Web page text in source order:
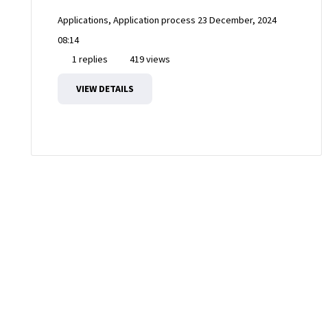
Applications, Application process 23 December, 2024
08:14
1 replies
419 views
VIEW DETAILS